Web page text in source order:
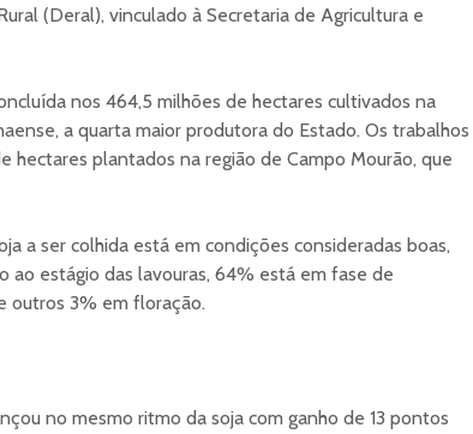
(Deral), vinculado à Secretaria de Agricultura e
nos 464,5 milhões de hectares cultivados na
a quarta maior produtora do Estado. Os trabalhos
hectares plantados na região de Campo Mourão, que
a ser colhida está em condições consideradas boas,
ao estágio das lavouras, 64% está em fase de
outros 3% em floração.
no mesmo ritmo da soja com ganho de 13 pontos